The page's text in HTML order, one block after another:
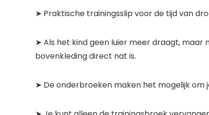
➤ Praktische trainingsslip voor de tijd van
➤ Als het kind geen luier meer draagt,
bovenkleding direct nat is.
➤ De onderbroeken maken het mogelijk om